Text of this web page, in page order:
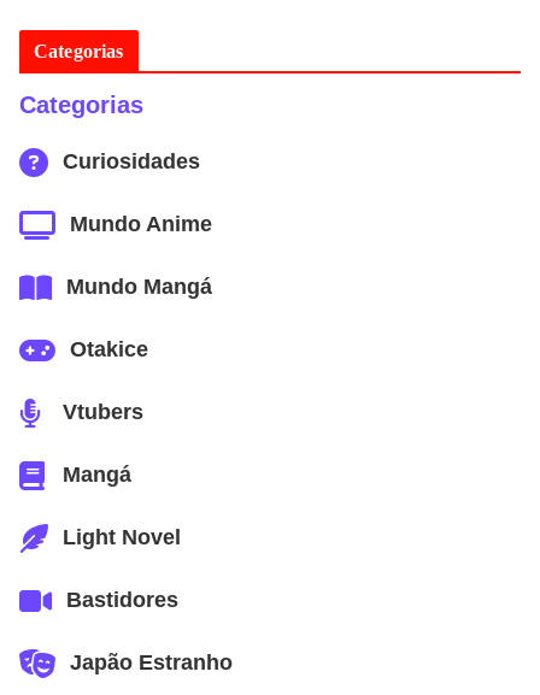
Categorias
Categorias
Curiosidades
Mundo Anime
Mundo Mangá
Otakice
Vtubers
Mangá
Light Novel
Bastidores
Japão Estranho